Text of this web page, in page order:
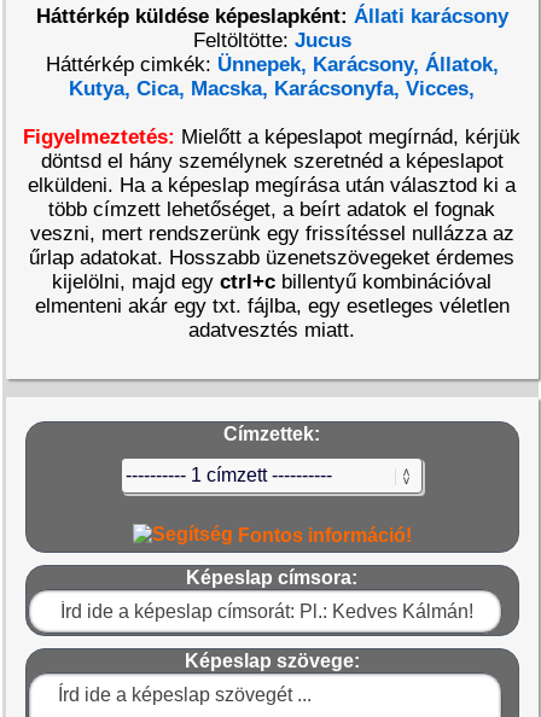
Háttérkép küldése képeslapként: Állati karácsony
Feltöltötte: Jucus
Háttérkép cimkék: Ünnepek, Karácsony, Állatok,
Kutya, Cica, Macska, Karácsonyfa, Vicces,
Figyelmeztetés: Mielőtt a képeslapot megírnád, kérjük
döntsd el hány személynek szeretnéd a képeslapot
elküldeni. Ha a képeslap megírása után választod ki a
több címzett lehetőséget, a beírt adatok el fognak
veszni, mert rendszerünk egy frissítéssel nullázza az
űrlap adatokat. Hosszabb üzenetszövegeket érdemes
kijelölni, majd egyctrl+c billentyű kombinációval
elmenteni akár egy txt. fájlba, egy esetleges véletlen
adatvesztés miatt.
Címzettek:
Fontos információ!
Képeslap címsora:
Képeslap szövege: